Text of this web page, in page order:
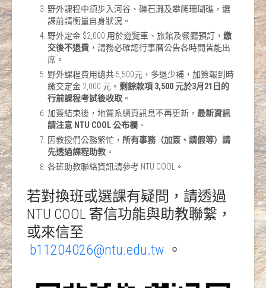
野外課程中須步入河谷、礫石灘及攀爬珊瑚礁，選
課前請衡量自身狀況。
野外定金 $2,000 用於遊覽車、旅館及餐廳預訂， 繳
交後不退費 ，請務必確認行事曆公告各時間皆能出
席。
野外課程費用總共 5,500元，多退少補，加簽報到時
繳交定金 2,000 元。 剩餘款項 3,500 元於3月21日的
行前課程考試後收取 。
加簽結束後，地質系網頁訊息不再更新， 最新資訊
請注意 NTU COOL 公布欄 。
因教授們公務繁忙， 所有事務（加簽、請假等）請
先透過課程助教 。
各班助教聯絡資訊請參考 NTU COOL。
若對換班或選課有疑問，請透過
NTU COOL 寄信功能與助教聯繫，
或來信至
b11204026@ntu.edu.tw 。